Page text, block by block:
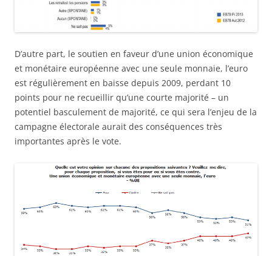
D’autre part, le soutien en faveur d’une union économique
et monétaire européenne avec une seule monnaie, l’euro
est régulièrement en baisse depuis 2009, perdant 10
points pour ne recueillir qu’une courte majorité – un
potentiel basculement de majorité, ce qui sera l’enjeu de la
campagne électorale aurait des conséquences très
importantes après le vote.